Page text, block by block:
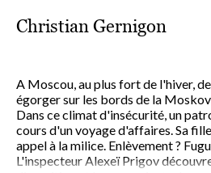
Christian Gernigon
A Moscou, au plus fort de l'hiver,
égorger sur les bords de la
Dans ce climat d'insécurité, un
cours d'un voyage d'affaires. Sa
appel à la milice. Enlèvement ?
L'inspecteur Alexeï Prigov